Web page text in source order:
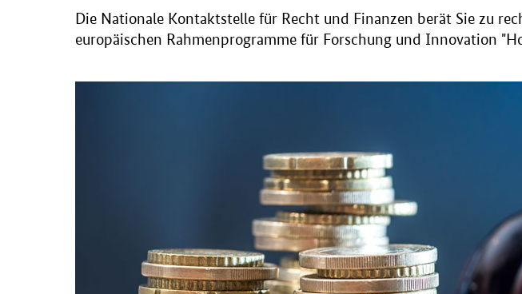
Die Nationale Kontaktstelle für Recht und Finanzen berät Sie zu
europäischen Rahmenprogramme für Forschung und Innovation